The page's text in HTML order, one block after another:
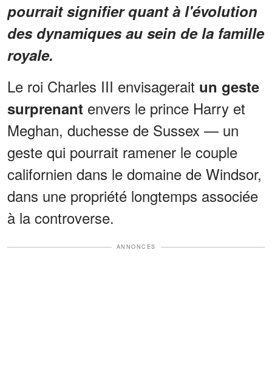
pourrait signifier quant à l'évolution
des dynamiques au sein de la famille
royale.
Le roi Charles III envisagerait un geste
surprenant envers le prince Harry et
Meghan, duchesse de Sussex — un
geste qui pourrait ramener le couple
californien dans le domaine de Windsor,
dans une propriété longtemps associée
à la controverse.
ANNONCES